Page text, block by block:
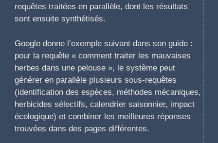
requêtes traitées en parallèle, dont les résultats
sont ensuite synthétisés.
Google donne l’exemple suivant dans son guide :
pour la requête « comment traiter les mauvaises
herbes dans une pelouse », le système peut
générer en parallèle plusieurs sous-requêtes
(identification des espèces, méthodes mécaniques,
herbicides sélectifs, calendrier saisonnier, impact
écologique) et combiner les meilleures réponses
trouvées dans des pages différentes.